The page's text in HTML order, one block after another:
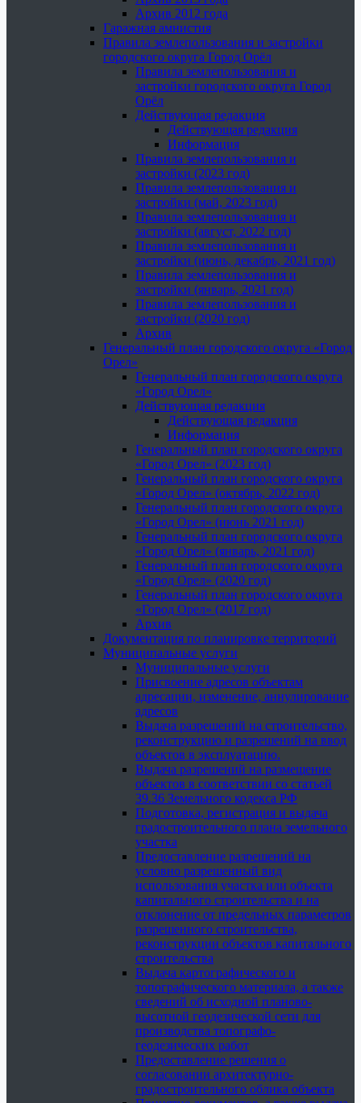
Архив 2012 года
Гаражная амнистия
Правила землепользования и застройки
городского округа Город Орёл
Правила землепользования и
застройки городского округа Город
Орёл
Действующая редакция
Действующая редакция
Информация
Правила землепользования и
застройки (2023 год)
Правила землепользования и
застройки (май, 2023 год)
Правила землепользования и
застройки (август, 2022 год)
Правила землепользования и
застройки (июнь, декабрь, 2021 год)
Правила землепользования и
застройки (январь, 2021 год)
Правила землепользования и
застройки (2020 год)
Архив
Генеральный план городского округа «Город
Орел»
Генеральный план городского округа
«Город Орел»
Действующая редакция
Действующая редакция
Информация
Генеральный план городского округа
«Город Орел» (2023 год)
Генеральный план городского округа
«Город Орел» (октябрь, 2022 год)
Генеральный план городского округа
«Город Орел» (июнь 2021 год)
Генеральный план городского округа
«Город Орел» (январь, 2021 год)
Генеральный план городского округа
«Город Орел» (2020 год)
Генеральный план городского округа
«Город Орел» (2017 год)
Архив
Документация по планировке территорий
Муниципальные услуги
Муниципальные услуги
Присвоение адресов объектам
адресации, изменение, аннулирование
адресов
Выдача разрешений на строительство,
реконструкцию и разрешений на ввод
объектов в эксплуатацию.
Выдача разрешений на размещение
объектов в соответствии со статьей
39.36 Земельного кодекса РФ
Подготовка, регистрация и выдача
градостроительного плана земельного
участка
Предоставление разрешений на
условно разрешенный вид
использования участка или объекта
капитального строительства и на
отклонение от предельных параметров
разрешенного строительства,
реконструкции объектов капитального
строительства
Выдача картографического и
топографического материала, а также
сведений об исходной планово-
высотной геодезической сети для
производства топографо-
геодезических работ
Предоставление решения о
согласовании архитектурно-
градостроительного облика объекта